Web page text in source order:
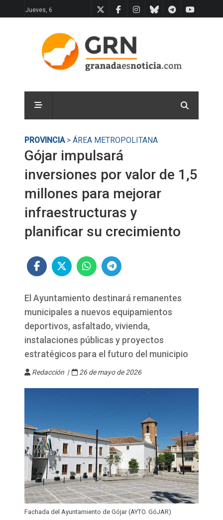
Jueves, 6
PROVINCIA> ÁREA METROPOLITANA
Gójar impulsará
inversiones por valor de 1,5
millones para mejorar
infraestructuras y
planificar su crecimiento
El Ayuntamiento destinará remanentes
municipales a nuevos equipamientos
deportivos, asfaltado, vivienda,
instalaciones públicas y proyectos
estratégicos para el futuro del municipio
Redacción | 26 de mayo de 2026
Fachada del Ayuntamiento de Gójar (AYTO. GóJAR)